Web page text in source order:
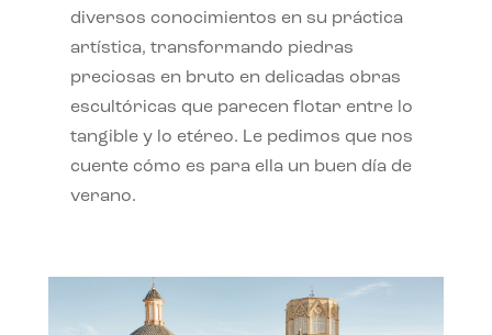
diversos conocimientos en su práctica
artística, transformando piedras
preciosas en bruto en delicadas obras
escultóricas que parecen flotar entre lo
tangible y lo etéreo. Le pedimos que nos
cuente cómo es para ella un buen día de
verano.